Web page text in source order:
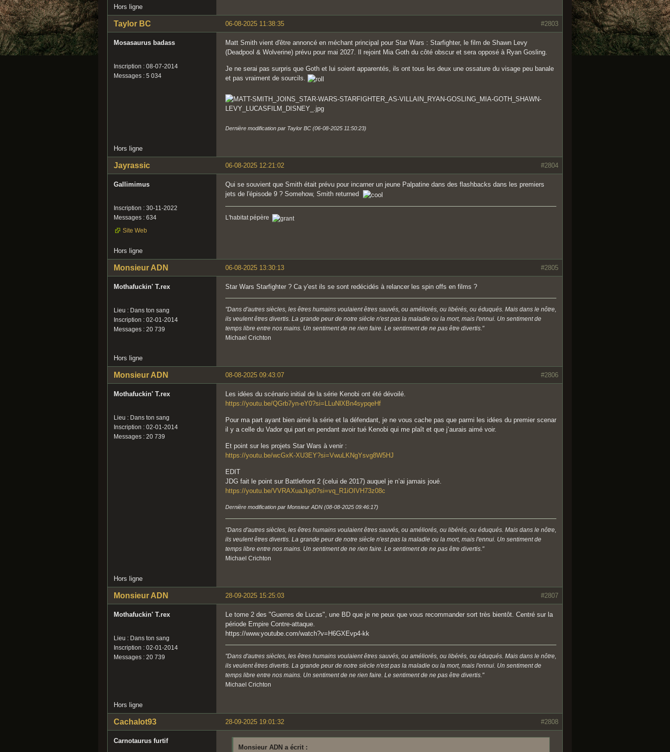
Hors ligne
#2803
06-08-2025 11:38:35
Taylor BC
Mosasaurus badass
Inscription : 08-07-2014
Messages : 5 034
Matt Smith vient d'être annoncé en méchant principal pour Star Wars : Starfighter, le film de Shawn Levy
(Deadpool & Wolverine) prévu pour mai 2027. Il rejoint Mia Goth du côté obscur et sera opposé à Ryan Gosling.
Je ne serai pas surpris que Goth et lui soient apparentés, ils ont tous les deux une ossature du visage peu banale
et pas vraiment de sourcils.
Dernière modification par Taylor BC (06-08-2025 11:50:23)
Hors ligne
#2804
06-08-2025 12:21:02
Jayrassic
Gallimimus
Inscription : 30-11-2022
Messages : 634
Site Web
Qui se souvient que Smith était prévu pour incarner un jeune Palpatine dans des flashbacks dans les premiers
jets de l'épisode 9 ? Somehow, Smith returned
L'habitat pépère
Hors ligne
#2805
06-08-2025 13:30:13
Monsieur ADN
Mothafuckin' T.rex
Lieu : Dans ton sang
Inscription : 02-01-2014
Messages : 20 739
Star Wars Starfighter ? Ca y'est ils se sont redécidés à relancer les spin offs en films ?
"Dans d'autres siècles, les êtres humains voulaient êtres sauvés, ou améliorés, ou libérés, ou éduqués. Mais dans le nôtre,
ils veulent êtres divertis. La grande peur de notre siècle n'est pas la maladie ou la mort, mais l'ennui. Un sentiment de
temps libre entre nos mains. Un sentiment de ne rien faire. Le sentiment de ne pas être divertis."
Michael Crichton
Hors ligne
#2806
08-08-2025 09:43:07
Monsieur ADN
Mothafuckin' T.rex
Lieu : Dans ton sang
Inscription : 02-01-2014
Messages : 20 739
Les idées du scénario initial de la série Kenobi ont été dévoilé.
https://youtu.be/QGrb7yn-eY0?si=LLuNlXBn4sypqeHf
Pour ma part ayant bien aimé la série et la défendant, je ne vous cache pas que parmi les idées du premier scenar
il y a celle du Vador qui part en pendant avoir tué Kenobi qui me plaît et que j’aurais aimé voir.
Et point sur les projets Star Wars à venir :
https://youtu.be/wcGxK-XU3EY?si=VwuLKNgYsvg8W5HJ
EDIT
JDG fait le point sur Battlefront 2 (celui de 2017) auquel je n’ai jamais joué.
https://youtu.be/VVRAXuaJkp0?si=vq_R1iOIVH73z08c
Dernière modification par Monsieur ADN (08-08-2025 09:46:17)
"Dans d'autres siècles, les êtres humains voulaient êtres sauvés, ou améliorés, ou libérés, ou éduqués. Mais dans le nôtre,
ils veulent êtres divertis. La grande peur de notre siècle n'est pas la maladie ou la mort, mais l'ennui. Un sentiment de
temps libre entre nos mains. Un sentiment de ne rien faire. Le sentiment de ne pas être divertis."
Michael Crichton
Hors ligne
#2807
28-09-2025 15:25:03
Monsieur ADN
Mothafuckin' T.rex
Lieu : Dans ton sang
Inscription : 02-01-2014
Messages : 20 739
Le tome 2 des "Guerres de Lucas", une BD que je ne peux que vous recommander sort très bientôt. Centré sur la
période Empire Contre-attaque.
https://www.youtube.com/watch?v=H6GXEvp4-kk
"Dans d'autres siècles, les êtres humains voulaient êtres sauvés, ou améliorés, ou libérés, ou éduqués. Mais dans le nôtre,
ils veulent êtres divertis. La grande peur de notre siècle n'est pas la maladie ou la mort, mais l'ennui. Un sentiment de
temps libre entre nos mains. Un sentiment de ne rien faire. Le sentiment de ne pas être divertis."
Michael Crichton
Hors ligne
#2808
28-09-2025 19:01:32
Cachalot93
Carnotaurus furtif
Monsieur ADN a écrit :